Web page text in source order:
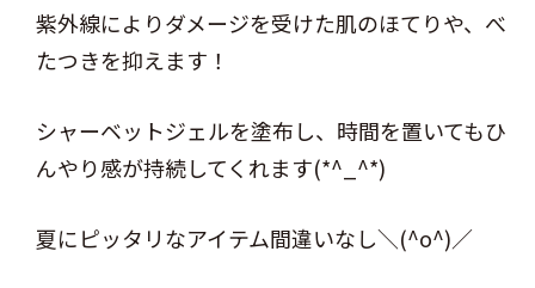
紫外線によりダメージを受けた肌のほてりや、べ
たつきを抑えます！
シャーベットジェルを塗布し、時間を置いてもひ
んやり感が持続してくれます(*^_^*)
夏にピッタリなアイテム間違いなし＼(^o^)／